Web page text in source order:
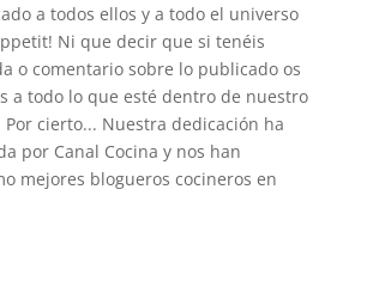
a todos ellos y a todo el universo
Ni que decir que si tenéis
o comentario sobre lo publicado os
a todo lo que esté dentro de nuestro
Por cierto... Nuestra dedicación ha
por Canal Cocina y nos han
mejores blogueros cocineros en